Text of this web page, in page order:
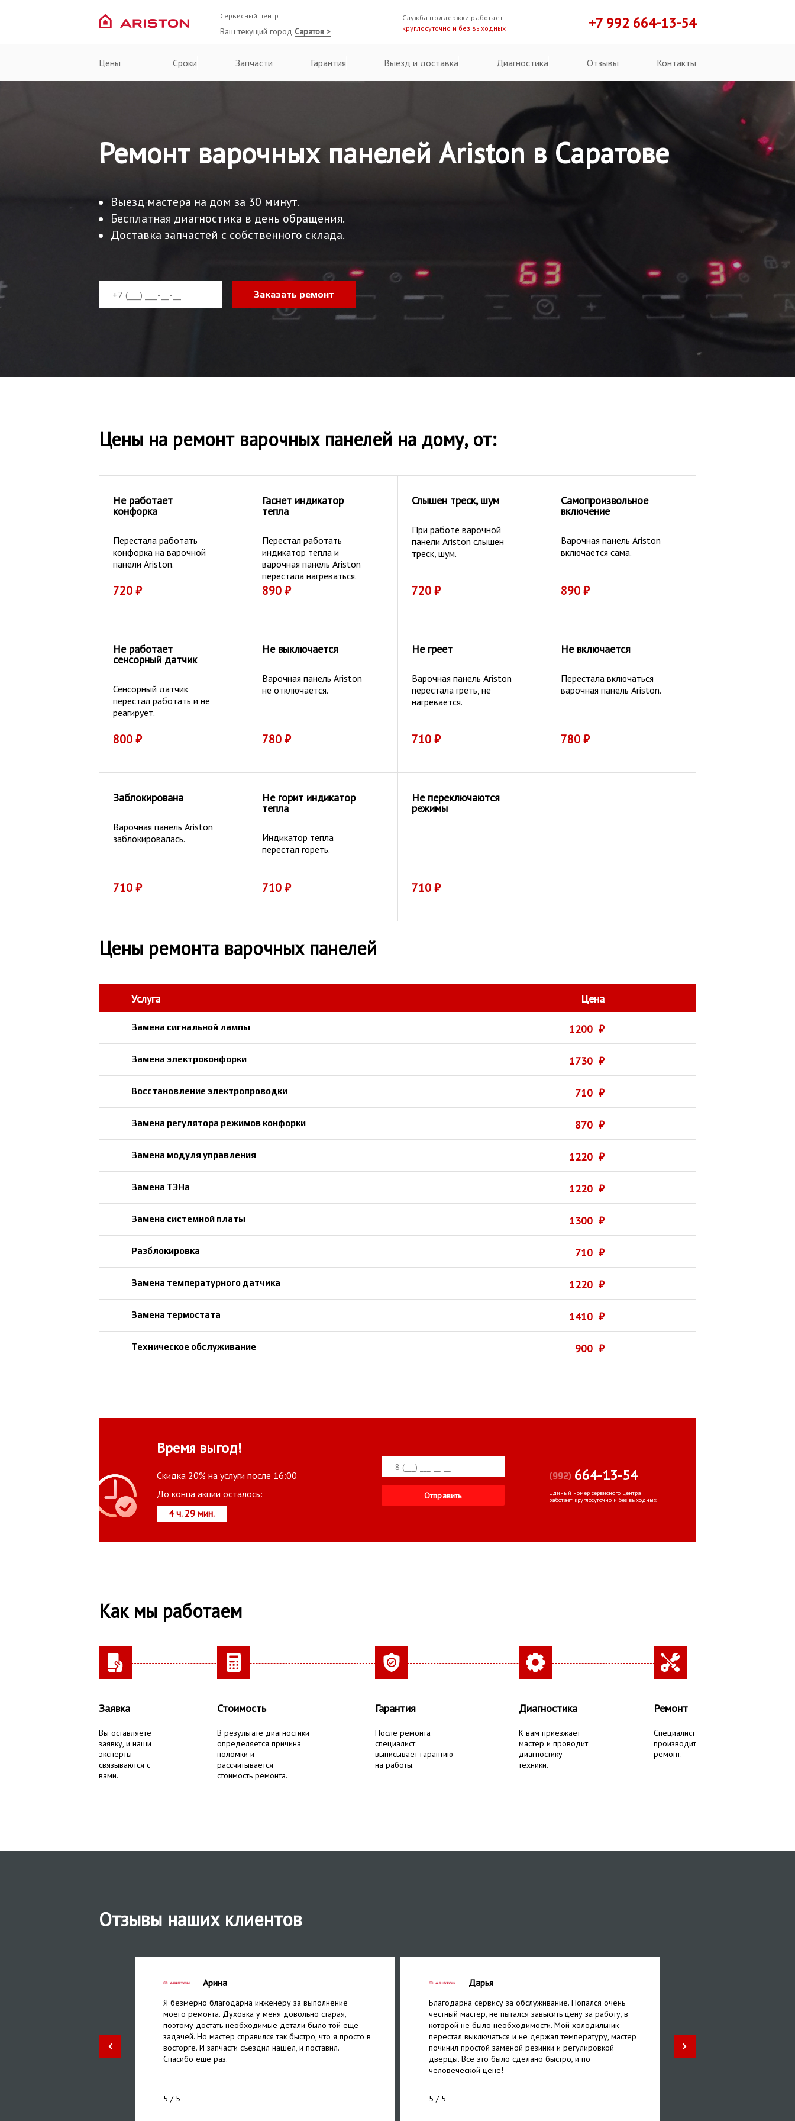
Сервисный центр
Ваш текущий город Саратов >
Служба поддержки работает
круглосуточно и без выходных
+7 992 664-13-54
Цены Сроки Запчасти Гарантия Выезд и доставка Диагностика Отзывы Контакты
Ремонт варочных панелей Ariston в Саратове
Выезд мастера на дом за 30 минут.
Бесплатная диагностика в день обращения.
Доставка запчастей с собственного склада.
Заказать ремонт
Цены на ремонт варочных панелей на дому, от:
Не работает
конфорка
Перестала работать
конфорка на варочной
панели Ariston.
720₽
Гаснет индикатор
тепла
Перестал работать
индикатор тепла и
варочная панель Ariston
перестала нагреваться.
890₽
Слышен треск, шум
При работе варочной
панели Ariston слышен
треск, шум.
720₽
Самопроизвольное
включение
Варочная панель Ariston
включается сама.
890₽
Не работает
сенсорный датчик
Сенсорный датчик
перестал работать и не
реагирует.
800₽
Не выключается
Варочная панель Ariston
не отключается.
780₽
Не греет
Варочная панель Ariston
перестала греть, не
нагревается.
710₽
Не включается
Перестала включаться
варочная панель Ariston.
780₽
Заблокирована
Варочная панель Ariston
заблокировалась.
710₽
Не горит индикатор
тепла
Индикатор тепла
перестал гореть.
710₽
Не переключаются
режимы
710₽
Цены ремонта варочных панелей
Услуга Цена
Замена сигнальной лампы 1200 ₽
Замена электроконфорки 1730 ₽
Восстановление электропроводки 710 ₽
Замена регулятора режимов конфорки 870 ₽
Замена модуля управления 1220 ₽
Замена ТЭНа 1220 ₽
Замена системной платы 1300 ₽
Разблокировка 710 ₽
Замена температурного датчика 1220 ₽
Замена термостата 1410 ₽
Техническое обслуживание 900 ₽
Время выгод!
Скидка 20% на услуги после 16:00
До конца акции осталось:
4 ч. 29 мин.
(992) 664-13-54
Единый номер сервисного центра
работает круглосуточно и без выходных
Как мы работаем
Заявка
Вы оставляете
заявку, и наши
эксперты
связываются с
вами.
Стоимость
В результате диагностики
определяется причина
поломки и
рассчитывается
стоимость ремонта.
Гарантия
После ремонта
специалист
выписывает гарантию
на работы.
Диагностика
К вам приезжает
мастер и проводит
диагностику
техники.
Ремонт
Специалист
производит
ремонт.
Отзывы наших клиентов
Арина
Я безмерно благодарна инженеру за выполнение
моего ремонта. Духовка у меня довольно старая,
поэтому достать необходимые детали было той еще
задачей. Но мастер справился так быстро, что я просто в
восторге. И запчасти съездил нашел, и поставил.
Спасибо еще раз.
5 / 5
Дарья
Благодарна сервису за обслуживание. Попался очень
честный мастер, не пытался завысить цену за работу, в
которой не было необходимости. Мой холодильник
перестал выключаться и не держал температуру, мастер
починил простой заменой резинки и регулировкой
дверцы. Все это было сделано быстро, и по
человеческой цене!
5 / 5
Несмотря на то что у
гарантию на год.